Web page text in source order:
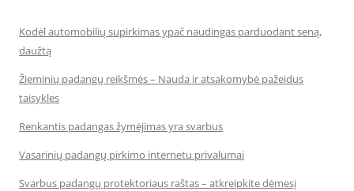
Kodėl automobilių supirkimas ypač naudingas parduodant seną,
daužtą
Žieminių padangų reikšmės – Nauda ir atsakomybė pažeidus
taisykles
Renkantis padangas žymėjimas yra svarbus
Vasarinių padangų pirkimo internetu privalumai
Svarbus padangų protektoriaus raštas – atkreipkite dėmesį